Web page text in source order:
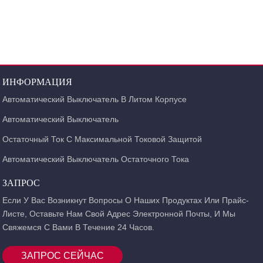
ИНФОРМАЦИЯ
Автоматический Выключатель В Литом Корпусе
Автоматический Выключатель
Остаточный Ток С Максимальной Токовой Защитой
Автоматический Выключатель Остаточного Тока
ЗАПРОС
Если У Вас Возникнут Вопросы О Наших Продуктах Или Прайс-
Листе, Оставьте Нам Свой Адрес Электронной Почты, И Мы
Свяжемся С Вами В Течение 24 Часов.
ЗАПРОС СЕЙЧАС